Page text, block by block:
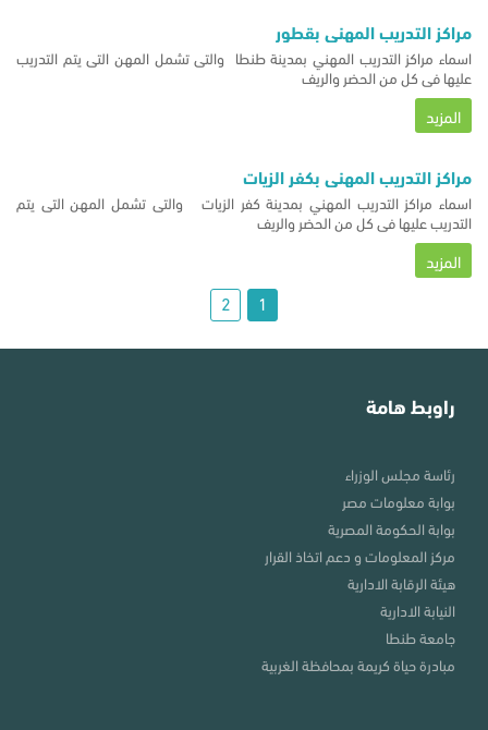
مراكز التدريب المهني بقطور
اسماء مراكز التدريب المهني بمدينة طنطا والتى تشمل المهن التى يتم التدريب
عليها فى كل من الحضر والريف
المزيد
مراكز التدريب المهني بكفر الزيات
اسماء مراكز التدريب المهني بمدينة كفر الزيات والتى تشمل المهن التى يتم
التدريب عليها فى كل من الحضر والريف
المزيد
1
2
راوبط هامة
رئاسة مجلس الوزراء
بوابة معلومات مصر
بوابة الحكومة المصرية
مركز المعلومات و دعم اتخاذ القرار
هيئة الرقابة الادارية
النيابة الادارية
جامعة طنطا
مبادرة حياة كريمة بمحافظة الغربية